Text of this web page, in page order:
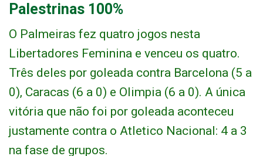
Palestrinas 100%
O Palmeiras fez quatro jogos nesta
Libertadores Feminina e venceu os quatro.
Três deles por goleada contra Barcelona (5 a
0), Caracas (6 a 0) e Olimpia (6 a 0). A única
vitória que não foi por goleada aconteceu
justamente contra o Atletico Nacional: 4 a 3
na fase de grupos.